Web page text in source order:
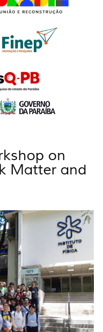
on
Matter and